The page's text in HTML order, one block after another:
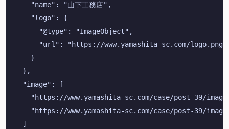
    "name": "山下工務店",
    "logo": {
      "@type": "ImageObject",
      "url": "https://www.yamashita-sc.com/logo.png"
    }
  },
  "image": [
"https://www.yamashita-sc.com/case/post-39/
"https://www.yamashita-sc.com/case/post-39/
  ]